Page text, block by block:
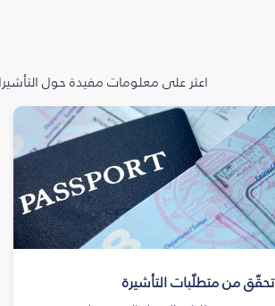
اعثر على معلومات مفيدة حول
تحقّق من متطلّبات التأشيرة